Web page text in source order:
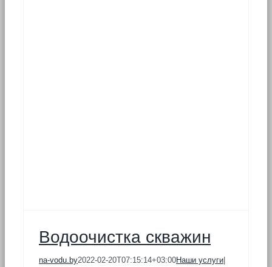
Водоочистка скважин
na-vodu.by2022-02-20T07:15:14+03:00Наши услуги